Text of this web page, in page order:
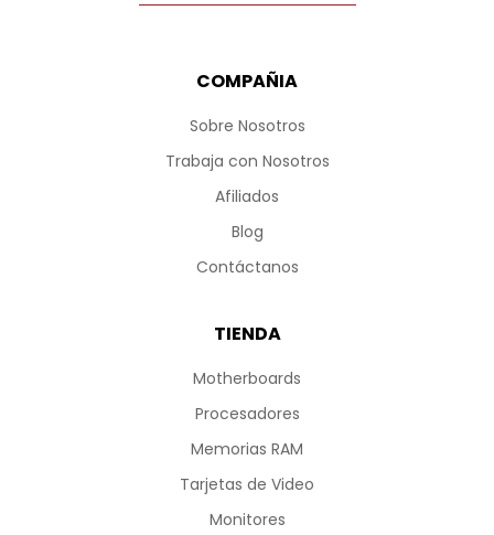
COMPAÑIA
Sobre Nosotros
Trabaja con Nosotros
Afiliados
Blog
Contáctanos
TIENDA
Motherboards
Procesadores
Memorias RAM
Tarjetas de Video
Monitores